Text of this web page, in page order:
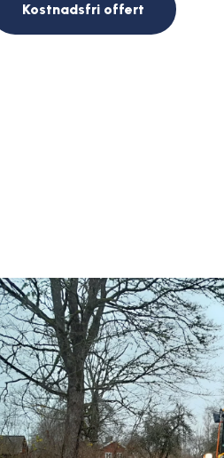
Kostnadsfri offert